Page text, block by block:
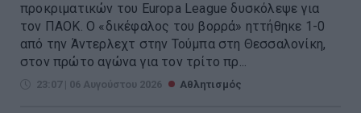
προκριματικών του Europa League δυσκόλεψε για
τον ΠΑΟΚ. Ο «δικέφαλος του βορρά» ηττήθηκε 1-0
από την Άντερλεχτ στην Τούμπα στη Θεσσαλονίκη,
στον πρώτο αγώνα για τον τρίτο πρ...
23:07 | 06 Αυγούστου 2026 Αθλητισμός